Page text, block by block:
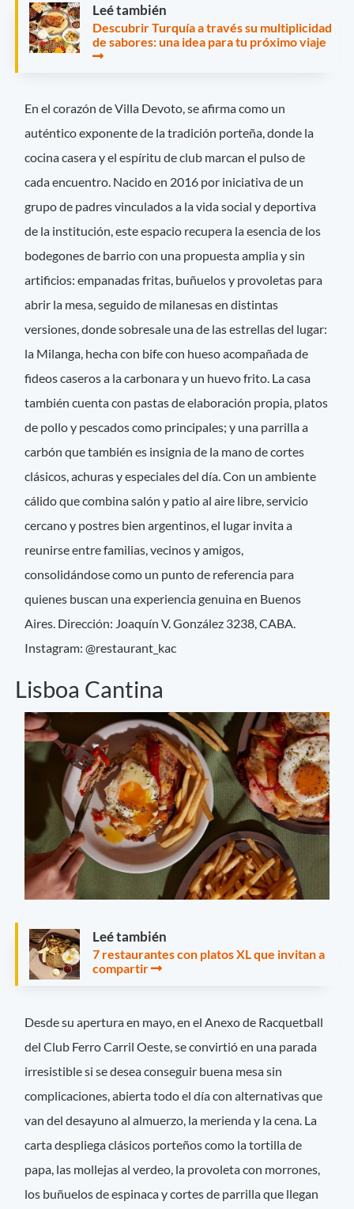
Leé también
Descubrir Turquía a través su multiplicidad
de sabores: una idea para tu próximo viaje
En el corazón de Villa Devoto, se afirma como un
auténtico exponente de la tradición porteña, donde la
cocina casera y el espíritu de club marcan el pulso de
cada encuentro. Nacido en 2016 por iniciativa de un
grupo de padres vinculados a la vida social y deportiva
de la institución, este espacio recupera la esencia de los
bodegones de barrio con una propuesta amplia y sin
artificios: empanadas fritas, buñuelos y provoletas para
abrir la mesa, seguido de milanesas en distintas
versiones, donde sobresale una de las estrellas del lugar:
la Milanga, hecha con bife con hueso acompañada de
fideos caseros a la carbonara y un huevo frito. La casa
también cuenta con pastas de elaboración propia, platos
de pollo y pescados como principales; y una parrilla a
carbón que también es insignia de la mano de cortes
clásicos, achuras y especiales del día. Con un ambiente
cálido que combina salón y patio al aire libre, servicio
cercano y postres bien argentinos, el lugar invita a
reunirse entre familias, vecinos y amigos,
consolidándose como un punto de referencia para
quienes buscan una experiencia genuina en Buenos
Aires. Dirección: Joaquín V. González 3238, CABA.
Instagram: @restaurant_kac
Lisboa Cantina
Leé también
7 restaurantes con platos XL que invitan a
compartir
Desde su apertura en mayo, en el Anexo de Racquetball
del Club Ferro Carril Oeste, se convirtió en una parada
irresistible si se desea conseguir buena mesa sin
complicaciones, abierta todo el día con alternativas que
van del desayuno al almuerzo, la merienda y la cena. La
carta despliega clásicos porteños como la tortilla de
papa, las mollejas al verdeo, la provoleta con morrones,
los buñuelos de espinaca y cortes de parrilla que llegan